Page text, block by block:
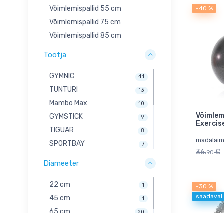
Võimlemispallid 55 cm
Võimlemispallid 75 cm
Võimlemispallid 85 cm
Tootja
GYMNIC 41
TUNTURI 13
Mambo Max 10
GYMSTICK 9
TIGUAR 8
SPORTBAY 7
BOSU 2
LIFEMAXX 2
BODY-SOLID 1
Diameeter
22 cm 1
45 cm 1
65 cm 20
-40 %
36.90€
-30 %
saadaval